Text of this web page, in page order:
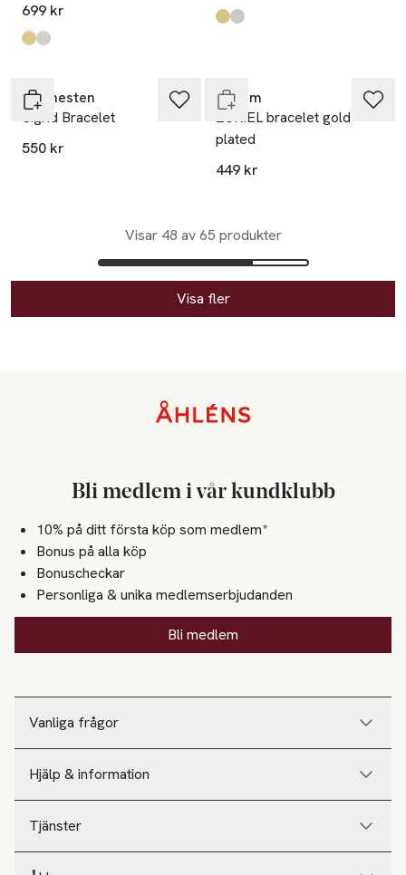
699 kr
Produkten finns i färgerna:
Gold
Silver
Produkten finns i färgerna:
Gold
Silver
Maanesten
Sigrid Bracelet
550 kr
Pilgrim
ZURIEL bracelet gold-
plated
449 kr
Visar 48 av 65 produkter
Visa fler
Vanliga frågor
Hjälp & information
Tjänster
Bli medlem i vår kundklubb
10% på ditt första köp som medlem*
Bonus på alla köp
Bonuscheckar
Personliga & unika medlemserbjudanden
Bli medlem